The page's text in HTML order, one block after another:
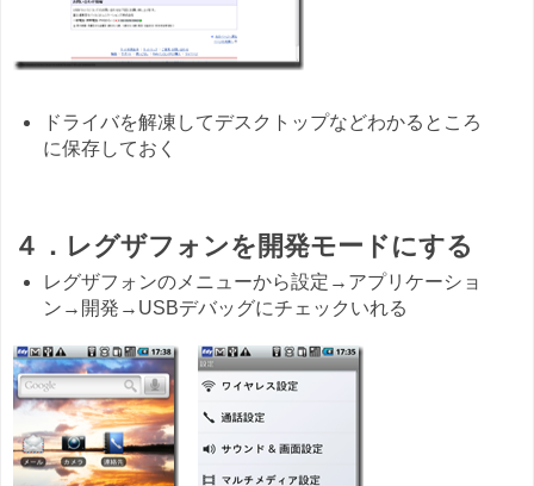
ドライバを解凍してデスクトップなどわかるところ
に保存しておく
４．レグザフォンを開発モードにする
レグザフォンのメニューから設定→アプリケーショ
ン→開発→USBデバッグにチェックいれる